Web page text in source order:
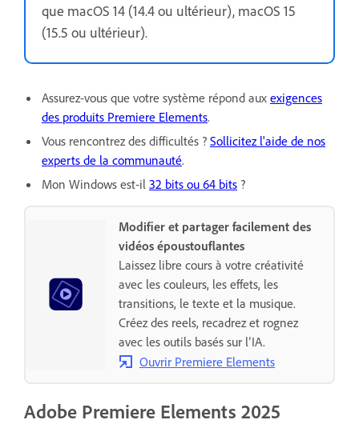
que macOS 14 (14.4 ou ultérieur), macOS 15
(15.5 ou ultérieur).
Assurez-vous que votre système répond aux exigences
des produits Premiere Elements.
Vous rencontrez des difficultés ? Sollicitez l'aide de nos
experts de la communauté.
Mon Windows est-il 32 bits ou 64 bits ?
Modifier et partager facilement des
vidéos époustouflantes
Laissez libre cours à votre créativité
avec les couleurs, les effets, les
transitions, le texte et la musique.
Créez des reels, recadrez et rognez
avec les outils basés sur l’IA.
Ouvrir Premiere Elements
Adobe Premiere Elements 2025